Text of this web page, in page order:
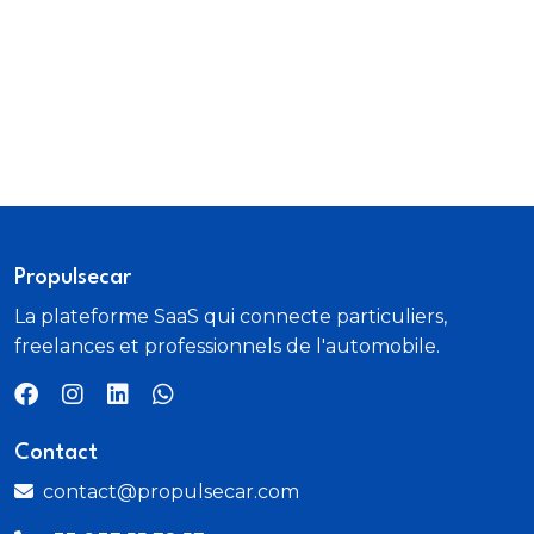
Eclairage intérieur
Eclairage intérieur à LED
Ecrous de roues antivol
Eléments de l?habitacle en Alcantara Gris Acier
Propulsecar
La plateforme SaaS qui connecte particuliers,
freelances et professionnels de l'automobile.
Contact
contact@propulsecar.com